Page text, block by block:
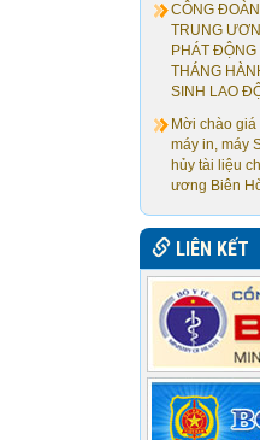
CÔNG
TRUNG
PHÁT
THÁNG
SINH LAO
Mời chào giá
máy in, máy
hủy tài liệu
ương Biên
LIÊN KẾT